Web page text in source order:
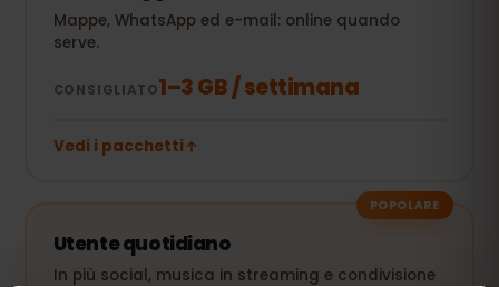
Mappe, WhatsApp ed e-mail: online quando
serve.
CONSIGLIATO1–3 GB / settimana
Vedi i pacchetti
POPOLARE
Utente quotidiano
In più social, musica in streaming e condivisione